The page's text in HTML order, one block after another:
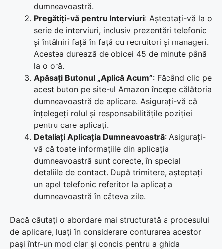
dumneavoastră.
Pregătiți-vă pentru Interviuri: Așteptați-vă la o
serie de interviuri, inclusiv prezentări telefonic
și întâlniri față în față cu recruitori și manageri.
Acestea durează de obicei 45 de minute până
la o oră.
Apăsați Butonul „Aplică Acum”: Făcând clic pe
acest buton pe site-ul Amazon începe călătoria
dumneavoastră de aplicare. Asigurați-vă că
înțelegeți rolul și responsabilitățile poziției
pentru care aplicați.
Detaliați Aplicația Dumneavoastră: Asigurați-
vă că toate informațiile din aplicația
dumneavoastră sunt corecte, în special
detaliile de contact. După trimitere, așteptați
un apel telefonic referitor la aplicația
dumneavoastră în câteva zile.
Dacă căutați o abordare mai structurată a procesului
de aplicare, luați în considerare conturarea acestor
pași într-un mod clar și concis pentru a ghida